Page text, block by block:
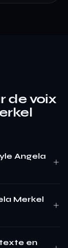
de voix
Angela
Merkel
en